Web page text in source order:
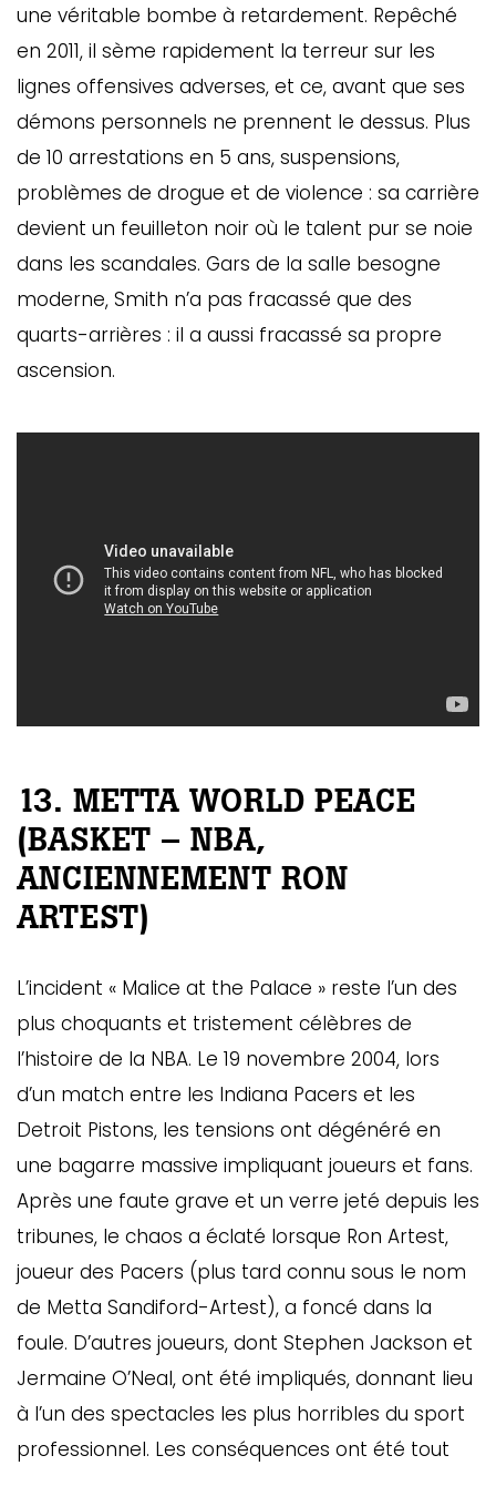
une véritable bombe à retardement. Repêché
en 2011, il sème rapidement la terreur sur les
lignes offensives adverses, et ce, avant que ses
démons personnels ne prennent le dessus. Plus
de 10 arrestations en 5 ans, suspensions,
problèmes de drogue et de violence : sa carrière
devient un feuilleton noir où le talent pur se noie
dans les scandales. Gars de la salle besogne
moderne, Smith n’a pas fracassé que des
quarts-arrières : il a aussi fracassé sa propre
ascension.
13. METTA WORLD PEACE
(BASKET – NBA,
ANCIENNEMENT RON
ARTEST)
L’incident « Malice at the Palace » reste l’un des
plus choquants et tristement célèbres de
l’histoire de la NBA. Le 19 novembre 2004, lors
d’un match entre les Indiana Pacers et les
Detroit Pistons, les tensions ont dégénéré en
une bagarre massive impliquant joueurs et fans.
Après une faute grave et un verre jeté depuis les
tribunes, le chaos a éclaté lorsque Ron Artest,
joueur des Pacers (plus tard connu sous le nom
de Metta Sandiford-Artest), a foncé dans la
foule. D’autres joueurs, dont Stephen Jackson et
Jermaine O’Neal, ont été impliqués, donnant lieu
à l’un des spectacles les plus horribles du sport
professionnel. Les conséquences ont été tout